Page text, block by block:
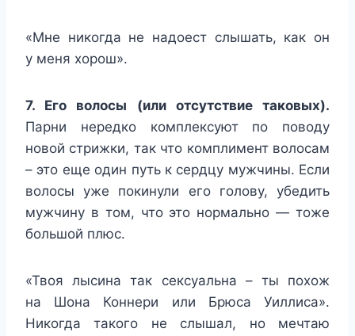
«Мне никогда не надоест слышать, как он
у меня хорош».
7. Его волосы (или отсутствие таковых).
Парни нередко комплексуют по поводу
новой стрижки, так что комплимент волосам
– это еще один путь к сердцу мужчины. Если
волосы уже покинули его голову, убедить
мужчину в том, что это нормально — тоже
большой плюс.
«Твоя лысина так сексуальна – ты похож
на Шона Коннери или Брюса Уиллиса».
Никогда такого не слышал, но мечтаю